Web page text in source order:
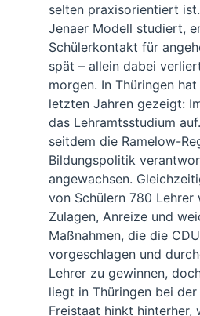
selten praxisorientiert
Jenaer Modell studiert,
Schülerkontakt für
spät – allein dabei
morgen. In Thüringen
letzten Jahren gezeigt:
das Lehramtsstudium
seitdem die Ramelow-
Bildungspolitik
angewachsen.
von Schülern 780 Lehrer
Zulagen, Anreize und
Maßnahmen, die die
vorgeschlagen und
Lehrer zu gewinnen,
liegt in Thüringen bei
Freistaat hinkt hinterher,